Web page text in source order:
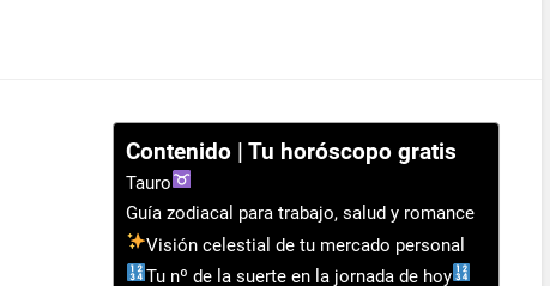
Contenido | Tu horóscopo gratis
Tauro
Guía zodiacal para trabajo, salud y romance
Visión celestial de tu mercado personal
Tu nº de la suerte en la jornada de hoy